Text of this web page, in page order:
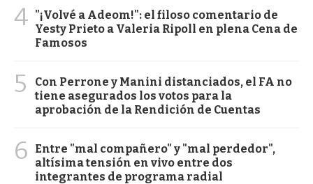
4 "¡Volvé a Adeom!": el filoso comentario de
Yesty Prieto a Valeria Ripoll en plena Cena de
Famosos
5
Con Perrone y Manini distanciados, el FA no
tiene asegurados los votos para la
aprobación de la Rendición de Cuentas
6
Entre "mal compañero" y "mal perdedor",
altísima tensión en vivo entre dos
integrantes de programa radial